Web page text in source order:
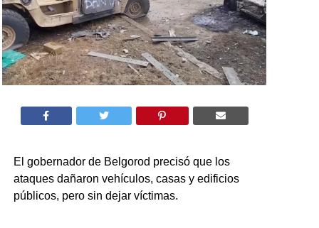
El gobernador de Belgorod precisó que los
ataques dañaron vehículos, casas y edificios
públicos, pero sin dejar víctimas.